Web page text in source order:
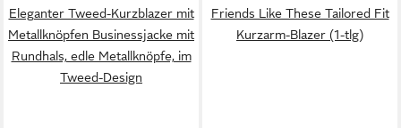
Eleganter Tweed-Kurzblazer mit
Metallknöpfen Businessjacke mit
Rundhals, edle Metallknöpfe, im
Tweed-Design
Friends Like These Tailored Fit
Kurzarm-Blazer (1-tlg)